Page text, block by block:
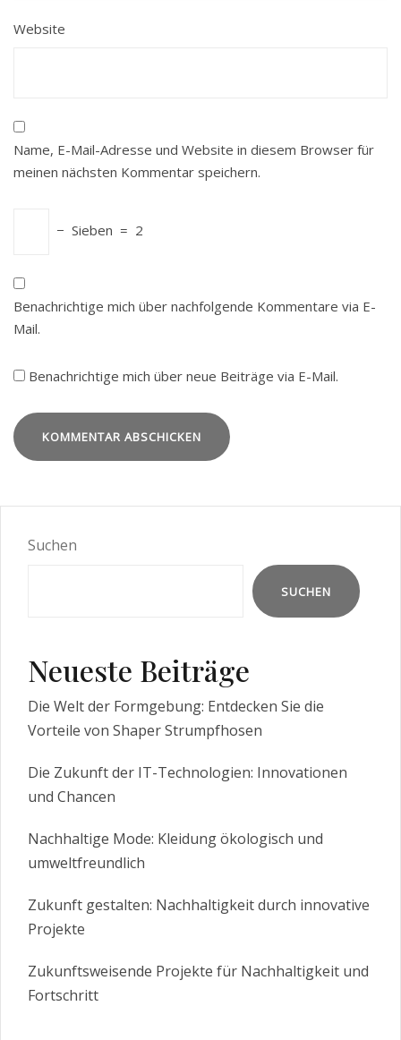
Website
Name, E-Mail-Adresse und Website in diesem Browser für
meinen nächsten Kommentar speichern.
− Sieben = 2
Benachrichtige mich über nachfolgende Kommentare via E-
Mail.
Benachrichtige mich über neue Beiträge via E-Mail.
Suchen
SUCHEN
Neueste Beiträge
Die Welt der Formgebung: Entdecken Sie die
Vorteile von Shaper Strumpfhosen
Die Zukunft der IT-Technologien: Innovationen
und Chancen
Nachhaltige Mode: Kleidung ökologisch und
umweltfreundlich
Zukunft gestalten: Nachhaltigkeit durch innovative
Projekte
Zukunftsweisende Projekte für Nachhaltigkeit und
Fortschritt